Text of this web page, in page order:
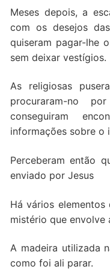
Meses depois, a
com os desejos
quiseram pagar-lhe
sem deixar vestígios.
As religiosas
procuraram-no
conseguiram
informações sobre o
Perceberam então
enviado por Jesus
Há vários
mistério que envolve
A madeira utilizada
como foi ali parar.